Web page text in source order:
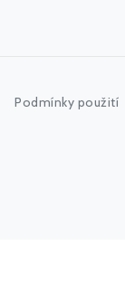
Podmínky použití